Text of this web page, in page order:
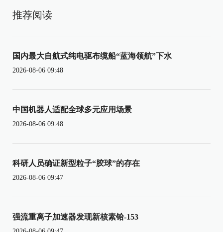
推荐阅读
国内最大自航式纯电驱布缆船“蓝海领航”下水
2026-08-06 09:48
中国机器人适配全球多元应用场景
2026-08-06 09:48
科研人员确证新型粒子“胶球”的存在
2026-08-06 09:47
强流重离子加速器发现新核素铪-153